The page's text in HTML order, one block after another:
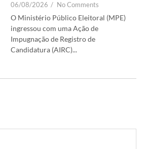
06/08/2026 / No Comments
O Ministério Público Eleitoral (MPE)
ingressou com uma Ação de
Impugnação de Registro de
Candidatura (AIRC)...